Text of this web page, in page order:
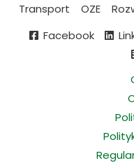
Transport
OZE
Facebook